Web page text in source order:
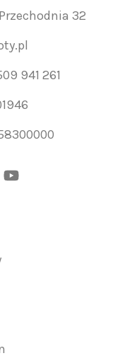
32
941 261